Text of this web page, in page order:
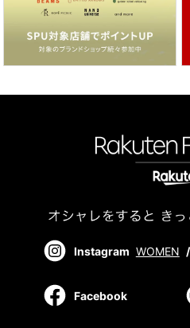
Instagram WOMEN /
Facebook